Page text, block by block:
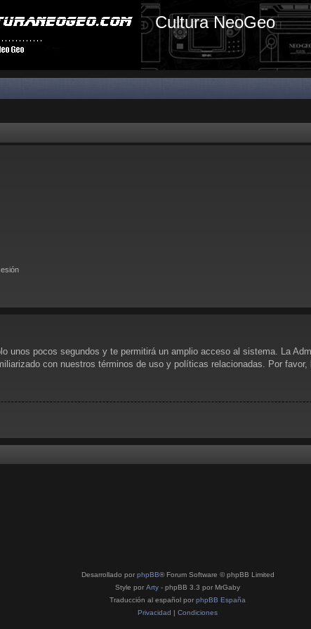
Cultura NeoGeo
unos pocos segundos y te permitirá un amplio acceso al sistema. La
con nuestros términos de uso y políticas relacionadas. Por
Desarrollado por phpBB® Forum Software © phpBB Limited
Style por Arty - phpBB 3.3 por MrGaby
Traducción al español por phpBB España
Privacidad | Condiciones